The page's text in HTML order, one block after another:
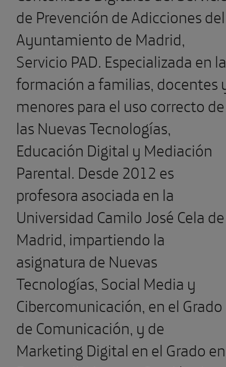
de Prevención de Adicciones del
Ayuntamiento de Madrid,
Servicio PAD. Especializada en la
formación a familias, docentes
menores para el uso correcto de
las Nuevas Tecnologías,
Educación Digital y Mediación
Parental. Desde 2012 es
profesora asociada en la
Universidad Camilo José Cela de
Madrid, impartiendo la
asignatura de Nuevas
Tecnologías, Social Media y
Cibercomunicación, en el Grado
de Comunicación, y de
Marketing Digital en el Grado en